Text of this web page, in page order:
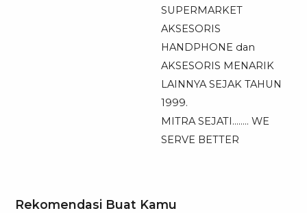
SUPERMARKET
AKSESORIS
HANDPHONE dan
AKSESORIS MENARIK
LAINNYA SEJAK TAHUN
1999.
MITRA SEJATI…….. WE
SERVE BETTER
Rekomendasi Buat Kamu